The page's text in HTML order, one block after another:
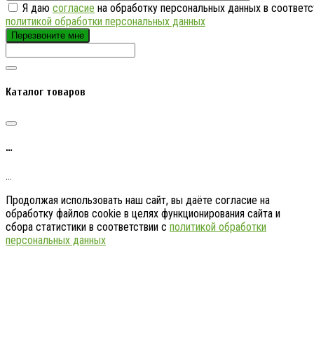
Я даю согласие на обработку персональных данных в
политикой обработки персональных данных
Перезвоните мне
Каталог товаров
…
…
Продолжая использовать наш сайт, вы даёте согласие на
обработку файлов cookie в целях функционирования сайта и
сбора статистики в соответствии с политикой обработки
персональных данных